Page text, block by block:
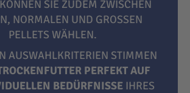
SIE ZUDEM ZWISCHEN
NORMALEN UND GROSSEN P
ELLETS WÄHLEN.
AUSWAHLKRITERIEN STIMMEN
PERFEKT AUF
BEDÜRFNISSE IHRES